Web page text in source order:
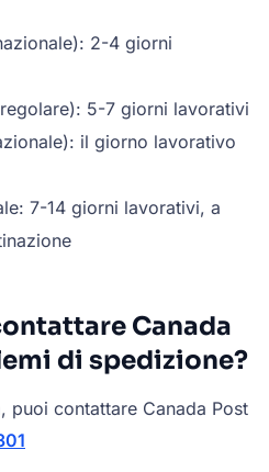
2-4 giorni
5-7 giorni lavorativi
il giorno lavorativo
7-14 giorni lavorativi, a
Canada
di spedizione?
puoi contattare Canada Post